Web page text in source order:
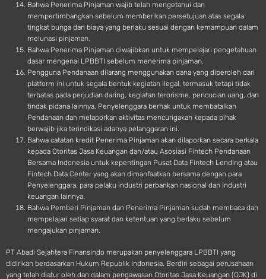
Bahwa Penerima Pinjaman wajib telah mengetahui dan
mempertimbangkan sebelum memberikan persetujuan atas segala
tingkat bunga dan biaya yang berlaku sesuai dengan kemampuan dalam
melunasi pinjaman.
Bahwa Penerima Pinjaman diwajibkan untuk mempelajari pengetahuan
dasar mengenai LPBBTI sebelum menerima pinjaman.
Pengguna Pendanaan dilarang menggunakan dana yang diperoleh dari
platform ini untuk segala bentuk kegiatan ilegal, termasuk tetapi tidak
terbatas pada perjudian daring, kegiatan terorisme, pencucian uang, dan
tindak pidana lainnya. Penyelenggara berhak untuk membatalkan
Pendanaan dan melaporkan aktivitas mencurigakan kepada pihak
berwajib jika terindikasi adanya pelanggaran ini.
Bahwa catatan kredit Penerima Pinjaman akan dilaporkan secara berkala
kepada Otoritas Jasa Keuangan dan/atau Asosiasi Fintech Pendanaan
Bersama Indonesia untuk kepentingan Pusat Data Fintech Lending atau
Fintech Data Center yang akan dimanfaatkan bersama dengan para
Penyelenggara, para pelaku industri perbankan nasional dan industri
keuangan lainnya.
Bahwa Pemberi Pinjaman dan Penerima Pinjaman sudah membaca dan
mempelajari setiap syarat dan ketentuan yang berlaku sebelum
mengajukan pinjaman.
PT Abadi Sejahtera Finansindo merupakan penyelenggara LPBBTI yang
didirikan berdasarkan Hukum Republik Indonesia. Berdiri sebagai perusahaan
yang telah diatur oleh dan dalam pengawasan Otoritas Jasa Keuangan (OJK) di